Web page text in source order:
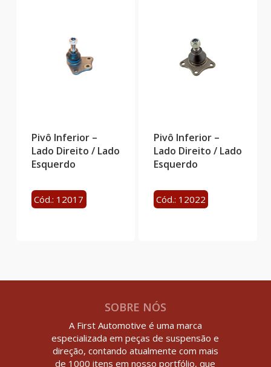
Pivô Inferior –
Lado Direito / Lado
Esquerdo
Cód.: 12017
Pivô Inferior –
Lado Direito / Lado
Esquerdo
Cód.: 12022
SOBRE NÓS
A First Automotive é uma marca
especializada em peças de suspensão e
direção, contando atualmente com mais
de 1000 itens em nosso portfólio, que